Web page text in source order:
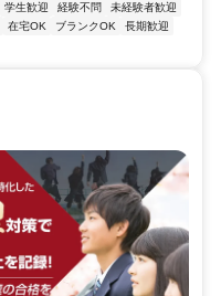
学生歓迎 経験不問
未経験者歓迎
在宅OK ブランクOK
長期歓迎